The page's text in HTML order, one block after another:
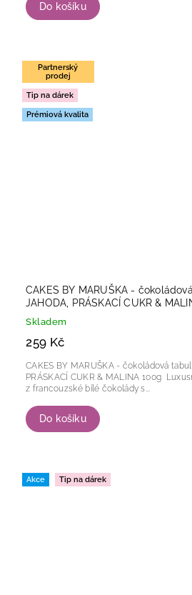
Do košíku
Partnerský
prodej
Tip na dárek
Prémiová kvalita
CAKES BY MARUŠKA -
JAHODA, PRÁSKACÍ CUKR &
Skladem
259 Kč
Do košíku
CAKES BY MARUŠKA - čokoládová
PRÁSKACÍ CUKR & MALINA 100g Luxusní čokoládová tabulka
z francouzské bílé čokolády s...
Akce Tip na dárek